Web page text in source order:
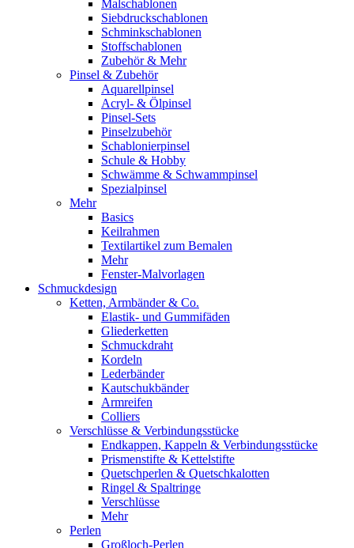
Malschablonen
Siebdruckschablonen
Schminkschablonen
Stoffschablonen
Zubehör & Mehr
Pinsel & Zubehör
Aquarellpinsel
Acryl- & Ölpinsel
Pinsel-Sets
Pinselzubehör
Schablonierpinsel
Schule & Hobby
Schwämme & Schwammpinsel
Spezialpinsel
Mehr
Basics
Keilrahmen
Textilartikel zum Bemalen
Mehr
Fenster-Malvorlagen
Schmuckdesign
Ketten, Armbänder & Co.
Elastik- und Gummifäden
Gliederketten
Schmuckdraht
Kordeln
Lederbänder
Kautschukbänder
Armreifen
Colliers
Verschlüsse & Verbindungsstücke
Endkappen, Kappeln & Verbindungsstücke
Prismenstifte & Kettelstifte
Quetschperlen & Quetschkalotten
Ringel & Spaltringe
Verschlüsse
Mehr
Perlen
Großloch-Perlen